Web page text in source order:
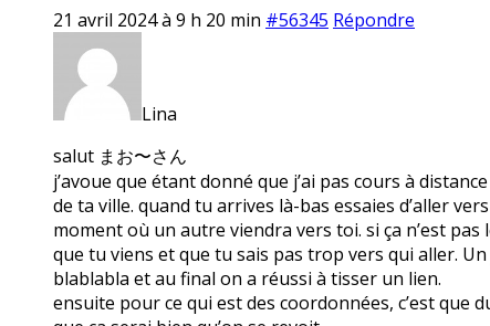
21 avril 2024 à 9 h 20 min #56345 Répondre
Lina
salut まお〜さん
j’avoue que étant donné que j’ai pas cours à
de ta ville. quand tu arrives là-bas essaies d’aller
moment où un autre viendra vers toi. si ça n’est
que tu viens et que tu sais pas trop vers qui aller.
blablabla et au final on a réussi à tisser un lien.
ensuite pour ce qui est des coordonnées, c’est que